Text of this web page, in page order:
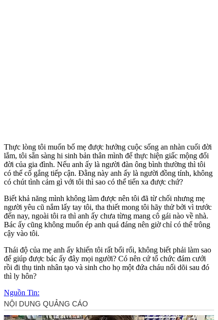
Thực lòng tôi muốn bố mẹ được hưởng cuộc sống an nhàn cuối đời
lắm, tôi sẵn sàng hi sinh bản thân mình để thực hiện giấc mộng đổi
đời của gia đình. Nếu anh ấy là người đàn ông bình thường thì tôi
có thể cố gắng tiếp cận. Đằng này anh ấy là người đồn‌g tín‌h, không
có chút tình cảm gì với tôi thì sao có thể tiến xa được chứ?
Biết khả năng mình không làm được nên tôi đã từ chối nhưng mẹ
người yêu cũ nắm lấy tay tôi, tha thiết mong tôi hãy thử bởi vì trước
đến nay, ngoài tôi ra thì anh ấy chưa từng mang cô gái nào về nhà.
Bác ấy cũng không muốn ép anh quá đáng nên giờ chỉ có thể trông
cậy vào tôi.
Thái độ của mẹ anh ấy khiến tôi rất bối rối, không biết phải làm sao
để giúp được bác ấy đây mọi người? Có nên cứ tổ chức đám cưới
rồi đi thụ tinh nhân tạo và sinh cho họ một đứa cháu nối dõi sau đó
thì ly hôn?
Nguồn Tin: